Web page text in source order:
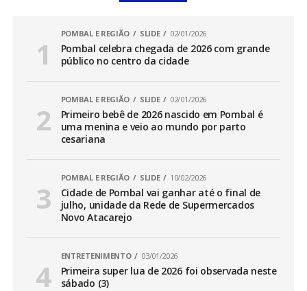
POMBAL E REGIÃO SLIDE 02/01/2026
Pombal celebra chegada de 2026 com grande
público no centro da cidade
POMBAL E REGIÃO SLIDE 02/01/2026
Primeiro bebê de 2026 nascido em Pombal é
uma menina e veio ao mundo por parto
cesariana
POMBAL E REGIÃO SLIDE 10/02/2026
Cidade de Pombal vai ganhar até o final de
julho, unidade da Rede de Supermercados
Novo Atacarejo
ENTRETENIMENTO 03/01/2026
Primeira super lua de 2026 foi observada neste
sábado (3)